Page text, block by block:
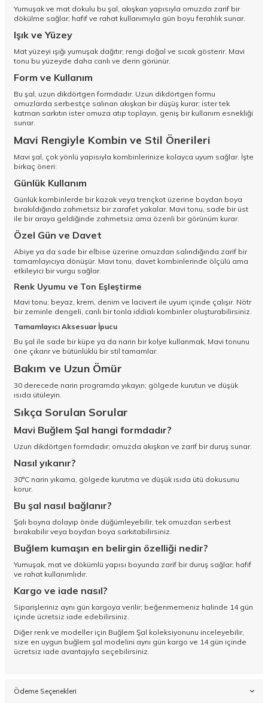
Yumuşak ve mat dokulu bu şal, akışkan yapısıyla omuzda zarif bir
dökülme sağlar; hafif ve rahat kullanımıyla gün boyu ferahlık sunar.
Işık ve Yüzey
Mat yüzeyi ışığı yumuşak dağıtır; rengi doğal ve sıcak gösterir. Mavi
tonu bu yüzeyde daha canlı ve derin görünür.
Form ve Kullanım
Bu şal, uzun dikdörtgen formdadır. Uzun dikdörtgen formu
omuzlarda serbestçe salınan akışkan bir düşüş kurar; ister tek
katman sarkıtın ister omuza atıp toplayın, geniş bir kullanım esnekliği
sunar.
Mavi Rengiyle Kombin ve Stil Önerileri
Mavi şal, çok yönlü yapısıyla kombinlerinize kolayca uyum sağlar. İşte
birkaç öneri:
Günlük Kullanım
Günlük kombinlerde bir kazak veya trençkot üzerine boydan boya
bırakıldığında zahmetsiz bir zarafet yakalar. Mavi tonu, sade bir üst
ile bir araya geldiğinde zahmetsiz ama özenli bir görünüm kurar.
Özel Gün ve Davet
Abiye ya da sade bir elbise üzerine omuzdan salındığında zarif bir
tamamlayıcıya dönüşür. Mavi tonu, davet kombinlerinde ölçülü ama
etkileyici bir vurgu sağlar.
Renk Uyumu ve Ton Eşleştirme
Mavi tonu; beyaz, krem, denim ve lacivert ile uyum içinde çalışır. Nötr
bir zeminle dengeli, canlı bir tonla iddialı kombinler oluşturabilirsiniz.
Tamamlayıcı Aksesuar İpucu
Bu şal ile sade bir küpe ya da narin bir kolye kullanmak, Mavi tonunu
öne çıkarır ve bütünlüklü bir stil tamamlar.
Bakım ve Uzun Ömür
30 derecede narin programda yıkayın; gölgede kurutun ve düşük
ısıda ütüleyin.
Sıkça Sorulan Sorular
Mavi Buğlem Şal hangi formdadır?
Uzun dikdörtgen formdadır; omuzda akışkan ve zarif bir duruş sunar.
Nasıl yıkanır?
30°C narin yıkama, gölgede kurutma ve düşük ısıda ütü dokusunu
korur.
Bu şal nasıl bağlanır?
Şalı boyna dolayıp önde düğümleyebilir, tek omuzdan serbest
bırakabilir veya boydan boya sarkıtabilirsiniz.
Buğlem kumaşın en belirgin özelliği nedir?
Yumuşak, mat ve dökümlü yapısı boyunda zarif bir duruş sağlar; hafif
ve rahat kullanımlıdır.
Kargo ve iade nasıl?
Siparişleriniz aynı gün kargoya verilir; beğenmemeniz halinde 14 gün
içinde ücretsiz iade edebilirsiniz.
Diğer renk ve modeller için Buğlem Şal koleksiyonunu inceleyebilir,
size en uygun buğlem şal modelini aynı gün kargo ve 14 gün içinde
ücretsiz iade avantajıyla seçebilirsiniz.
Ödeme Seçenekleri